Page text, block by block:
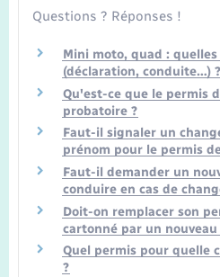
Questions ? Réponses !
Mini moto, quad :
(déclaration, conduite…) ?
Qu'est-ce que le permis
probatoire ?
Faut-il signaler un
prénom pour le permis
Faut-il demander un
conduire en cas de
Doit-on remplacer son
cartonné par un nouveau
Quel permis pour quelle
?